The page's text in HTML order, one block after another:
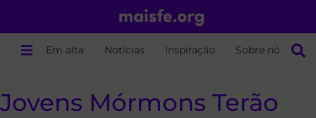
Em alta Notícias Inspiração Sobre nós
Jovens Mórmons Terão